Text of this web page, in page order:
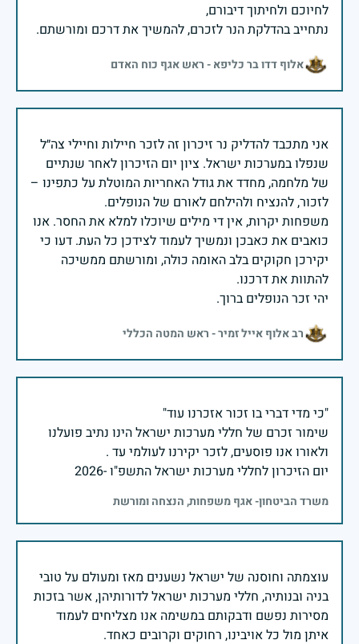
נתחייב בהדלקת הנר לזכרם, להמשיך את דרכם ומורשתם.
אלוף דדו בר כליפא - ראש אגף כוח האדם
אני מתכבד להדליק נר זיכרון זה לזכר חיילות וחיילי צה״ל
שנפלו במערכות ישראל. ציון יום הזיכרון לאחר שנתיים
של מלחמה, מחדד את גודל האחריות המוטלת על כתפינו –
משפחות יקרות, אין די מילים שיוכלו למלא את החסר. אנו
כואבים את כאבכן ונמשיך לעמוד לצידכן כל העת. דעו כי
יקירכן חקוקים בלב האומה כולה, ומורשתם ממשיכה
יהי זכר הנופלים ברוך.
רב אלוף אייל זמיר - ראש המטה הכללי
שימור זכרם של חללי מערכות ישראל הינו נתיב פועלנו
יום הזיכרון לחללי מערכות ישראל התשפ"ו -2026
משרד הביטחון- אגף משפחות, הנצחה ומורשת
עוצמתה וחוסנה של ישראל נשענים מאז ומעולם על טובי
בניה ובנותיה, חללי מערכות ישראל לדורותיהן, אשר בזכות
מסירות נפשם ודבקותם במשימה אנו מצליחים לעמוד